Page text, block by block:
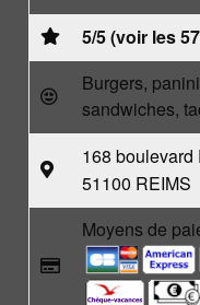
5/5 (voir les
Burgers,
sandwiches,
168 boulevard
51100 REIMS
Moyens de